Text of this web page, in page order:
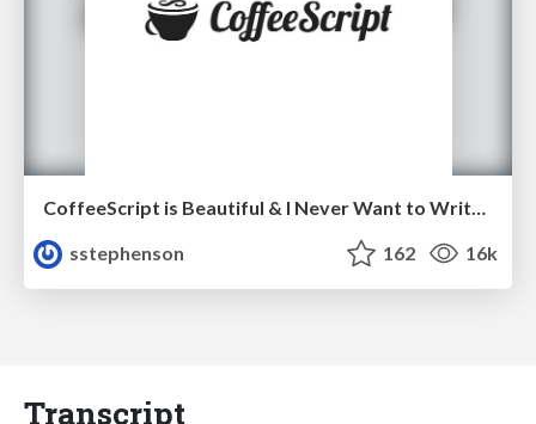
sstephenson
162 16k
Transcript